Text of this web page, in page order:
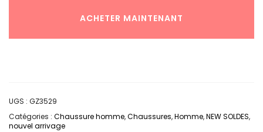
ACHETER MAINTENANT
UGS : GZ3529
Catégories : Chaussure homme,Chaussures,Homme,NEW SOLDES,
nouvel arrivage